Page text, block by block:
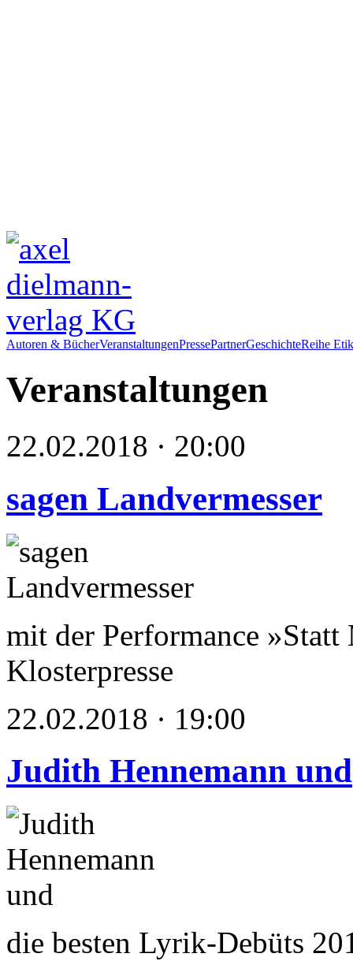
Autoren & BücherVeranstaltungenPressePartnerGeschichteReihe
Veranstaltungen
22.02.2018 · 20:00
sagen Landvermesser
mit der Performance
Klosterpresse
22.02.2018 · 19:00
Judith Hennemann und
die besten Lyrik-Debüts